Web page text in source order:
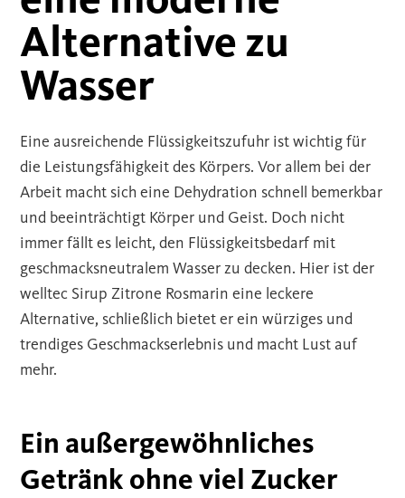
Alternative zu
Wasser
Eine ausreichende Flüssigkeitszufuhr ist wichtig für
die Leistungsfähigkeit des Körpers. Vor allem bei der
Arbeit macht sich eine Dehydration schnell bemerkbar
und beeinträchtigt Körper und Geist. Doch nicht
immer fällt es leicht, den Flüssigkeitsbedarf mit
geschmacksneutralem Wasser zu decken. Hier ist der
welltec Sirup Zitrone Rosmarin eine leckere
Alternative, schließlich bietet er ein würziges und
trendiges Geschmackserlebnis und macht Lust auf
mehr.
Ein außergewöhnliches
Getränk ohne viel Zucker